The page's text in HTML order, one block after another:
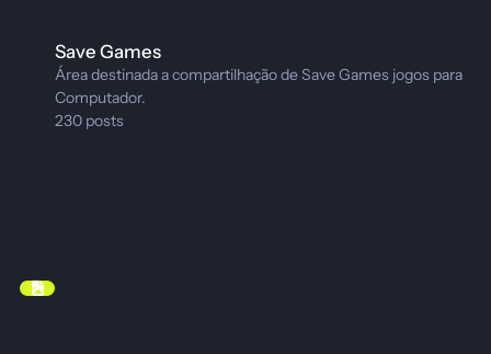
Save Games
Área destinada a compartilhação de Save Games jogos para
Computador.
230 posts